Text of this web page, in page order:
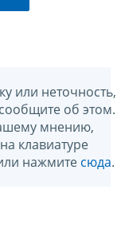
или неточность,
об этом.
мнению,
клавиатуре
нажмите сюда.